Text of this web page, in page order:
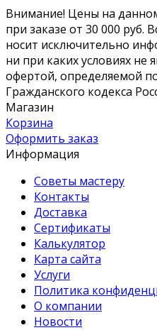
Внимание! Цены на
при заказе от 30 000 руб.
носит исключительно
ни при каких условиях не
офертой, определяемой
Гражданского кодекса
Магазин
Корзина
Оформить заказ
Информация
Советы мастеру
Контакты
Доставка
Сертификаты
Калькулятор
Карта сайта
Услуги
Политика
О компании
Новости